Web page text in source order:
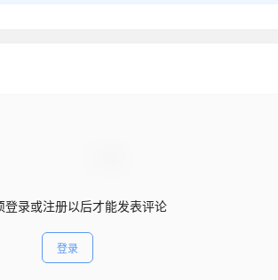
登录或注册以后才能发表评论
登录